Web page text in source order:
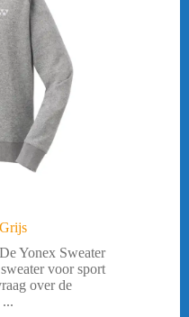
Yonex Sweater
voor sport
over de